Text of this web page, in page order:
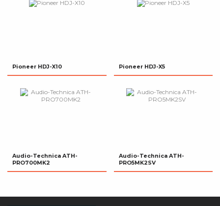
Pioneer HDJ-X10 Pioneer HDJ-X5
Audio-Technica ATH-
PRO700MK2
Audio-Technica ATH-
PRO5MK2SV